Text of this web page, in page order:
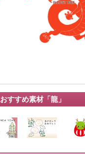
おすすめ素材「龍」